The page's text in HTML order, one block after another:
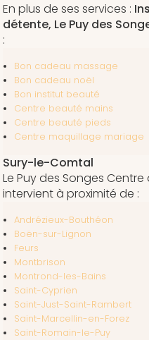
En plus de ses services :
détente, Le Puy des
:
Bon cadeau massage
Bon cadeau noël
Bon institut beauté
Centre beauté mains
Centre beauté pieds
Centre maquillage mariage
Sury-le-Comtal
Le Puy des Songes
intervient à proximité de :
Andrézieux-Bouthéon
Boën-sur-Lignon
Feurs
Montbrison
Montrond-les-Bains
Saint-Cyprien
Saint-Just-Saint-Rambert
Saint-Marcellin-en-Forez
Saint-Romain-le-Puy